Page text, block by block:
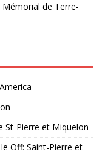
de Terre-
St-Pierre et Miquelon
Off: Saint-Pierre et